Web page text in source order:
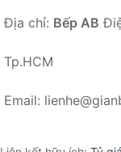
Địa chỉ: Bếp AB
Tp.HCM
Email: